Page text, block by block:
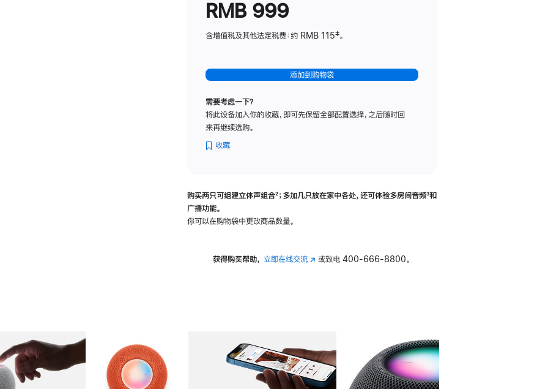
RMB 999
含增值税及其他法定税费：约 RMB 115‡。
添加到购物袋
需要考虑一下？
将此设备加入你的收藏，即可先保留全部配置选择，之后随时回
来再继续选购。
收藏
购买两只可组建立体声组合脚
²；多加几只放在家中各处，还可体验多‍房‍间音频脚
³和
广播功能。
你可以在购物袋中更改商品数量。
获得购买帮助， 立即在线交流(在 或致电 400-666-8800。
图库 图像 图库 图像 图库 图像 4 图库 图像 5